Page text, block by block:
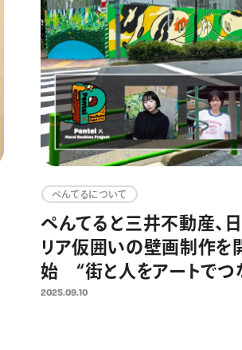
ぺんてるについて
ぺんてると三井不動産、
リア仮囲いの壁画制作を
始 “街と人をアートでつ
「Pentel × Mural Rookies
2025.09.10